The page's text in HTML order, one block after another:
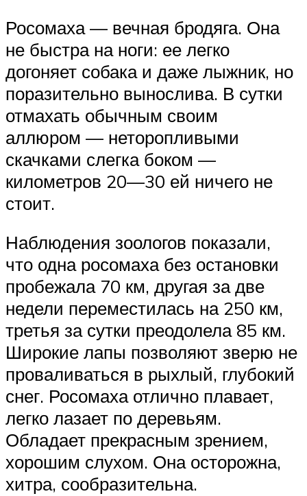
Росомаха — вечная бродяга. Она
не быстра на ноги: ее легко
догоняет собака и даже лыжник, но
поразительно вынослива. В сутки
отмахать обычным своим
аллюром — неторопливыми
скачками слегка боком —
километров 20—30 ей ничего не
стоит.
Наблюдения зоологов показали,
что одна росомаха без остановки
пробежала 70 км, другая за две
недели переместилась на 250 км,
третья за сутки преодолела 85 км.
Широкие лапы позволяют зверю не
проваливаться в рыхлый, глубокий
снег. Росомаха отлично плавает,
легко лазает по деревьям.
Обладает прекрасным зрением,
хорошим слухом. Она осторожна,
хитра, сообразительна.